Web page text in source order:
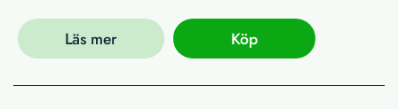
Läs mer Köp